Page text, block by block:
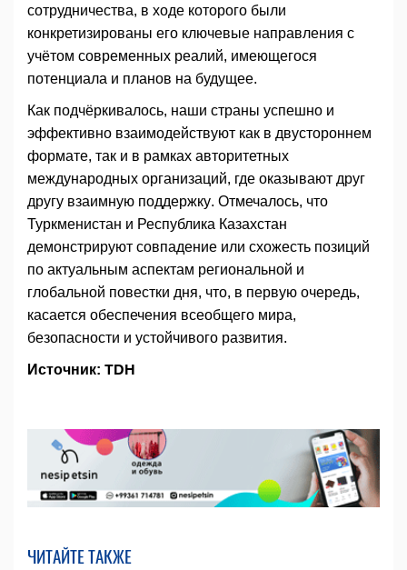
сотрудничества, в ходе которого были
конкретизированы его ключевые направления с
учётом современных реалий, имеющегося
потенциала и планов на будущее.
Как подчёркивалось, наши страны успешно и
эффективно взаимодействуют как в двустороннем
формате, так и в рамках авторитетных
международных организаций, где оказывают друг
другу взаимную поддержку. Отмечалось, что
Туркменистан и Республика Казахстан
демонстрируют совпадение или схожесть позиций
по актуальным аспектам региональной и
глобальной повестки дня, что, в первую очередь,
касается обеспечения всеобщего мира,
безопасности и устойчивого развития.
Источник: TDH
ЧИТАЙТЕ ТАКЖЕ